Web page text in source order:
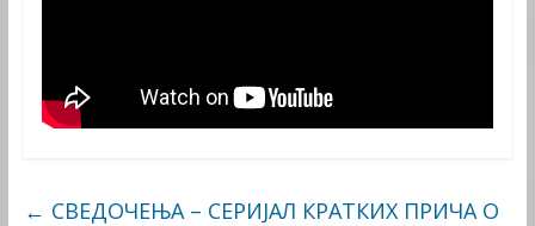
← СВЕДОЧЕЊА – СЕРИЈАЛ КРАТКИХ ПРИЧА О